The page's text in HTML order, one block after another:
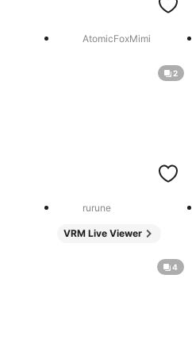
AtomicFoxMimi
2
rurune
VRM Live Viewer
4